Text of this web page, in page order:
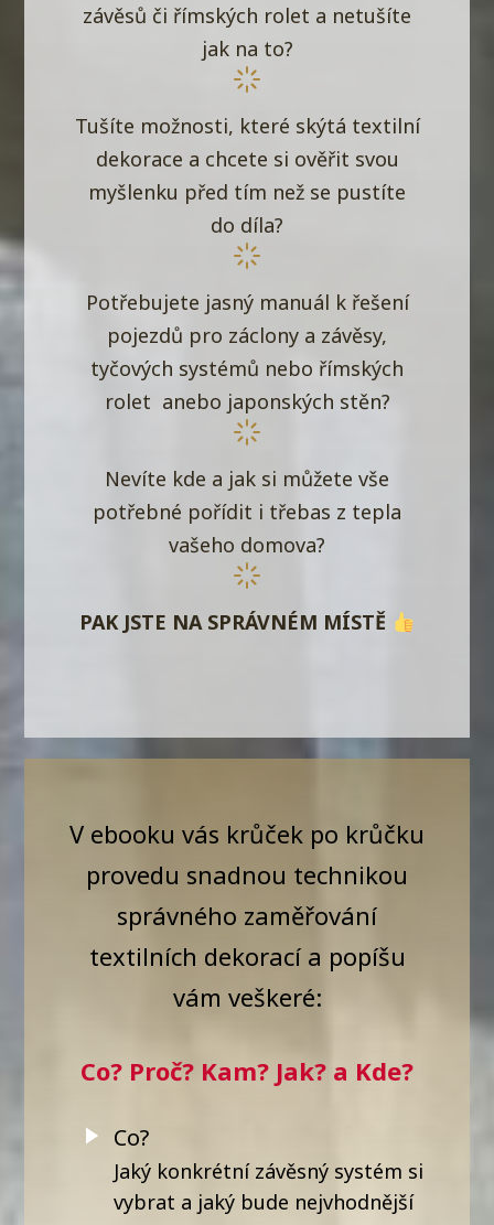
závěsů či římských rolet a netušíte
jak na to?
Tušíte možnosti, které skýtá textilní
dekorace a chcete si ověřit svou
myšlenku před tím než se pustíte
do díla?
Potřebujete jasný manuál k řešení
pojezdů pro záclony a závěsy,
tyčových systémů nebo římských
rolet anebo japonských stěn?
Nevíte kde a jak si můžete vše
potřebné pořídit i třebas z tepla
vašeho domova?
PAK JSTE NA SPRÁVNÉM MÍSTĚ
V ebooku vás krůček po krůčku
provedu snadnou technikou
správného zaměřování
textilních dekorací a popíšu
vám veškeré:
Co? Proč? Kam? Jak? a Kde?
Co?
Jaký konkrétní závěsný systém si
vybrat a jaký bude nejvhodnější